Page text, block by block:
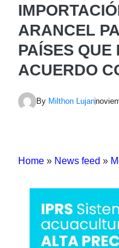
ARANCEL
PAÍSES QUE
ACUERDO
By Milthon Lujan
Home » News feed »